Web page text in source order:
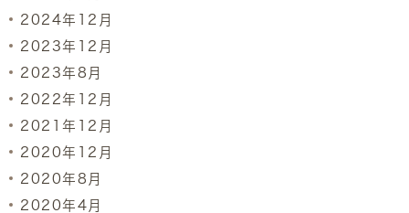
2024年12月
2023年12月
2023年8月
2022年12月
2021年12月
2020年12月
2020年8月
2020年4月